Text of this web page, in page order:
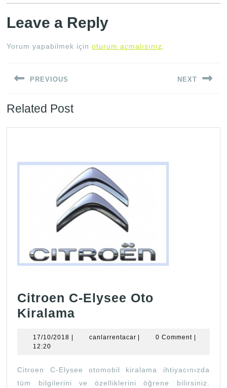
Leave a Reply
Yorum yapabilmek içinoturum açmalısınız.
gezinmesi
PREVIOUS
post:
NEXT
Related Post
Citroen C-Elysee Oto
Kiralama
Elysee
Kiralama
17/10/2018 17/10/2018canlarrentacarcanlarrentacar
0 Comment
12:20
Citroen C-Elysee otomobil kiralama ihtiyacınızda
tüm bilgilerini ve özelliklerini öğrene bilirsiniz.